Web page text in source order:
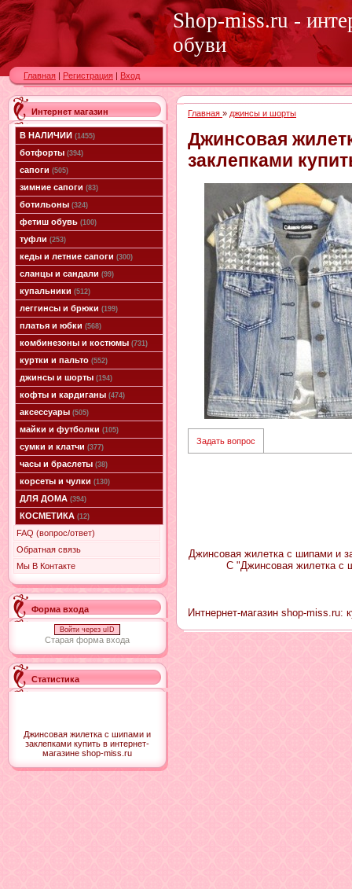
Shop-miss.ru -
обуви
Главная | Регистрация | Вход
Интернет магазин
В НАЛИЧИИ (1455)
ботфорты (394)
сапоги (505)
зимние сапоги (83)
ботильоны (324)
фетиш обувь (100)
туфли (253)
кеды и летние сапоги (300)
сланцы и сандали (99)
купальники (512)
леггинсы и брюки (199)
платья и юбки (568)
комбинезоны и костюмы (731)
куртки и пальто (552)
джинсы и шорты (194)
кофты и кардиганы (474)
аксессуары (505)
майки и футболки (105)
сумки и клатчи (377)
часы и браслеты (38)
корсеты и чулки (130)
ДЛЯ ДОМА (394)
КОСМЕТИКА (12)
FAQ (вопрос/ответ)
Обратная связь
Мы В Контакте
Форма входа
Войти через uID
Старая форма входа
Статистика
Джинсовая жилетка с шипами и
заклепками купить в интернет-
магазине shop-miss.ru
Главная » джинсы и шорты
Джинсовая
заклепками
Задать вопрос
Джинсовая жилетка с шипами и
С "Джинсовая жилетка с
Интнернет-магазин shop-